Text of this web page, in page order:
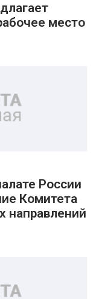
место
России
Комитета
направлений